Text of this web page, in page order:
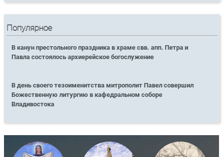
Популярное
В канун престольного праздника в храме свв. апп. Петра и
Павла состоялось архиерейское богослужение
В день своего тезоименитства митрополит Павел совершил
Божественную литургию в кафедральном соборе
Владивостока